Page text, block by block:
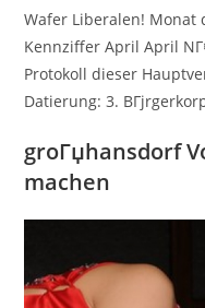
Wafer Liberalen! Monat
Kennziffer April April
Protokoll dieser
Datierung: 3.
groГџhansdorf
machen